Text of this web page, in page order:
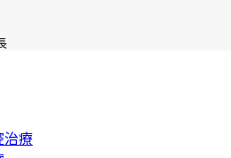
治療